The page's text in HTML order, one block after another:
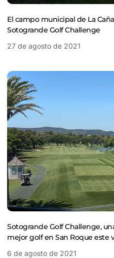
El campo municipal de La
Sotogrande Golf Challenge
27 de agosto de 2021
Sotogrande Golf Challenge,
mejor golf en San Roque este
6 de agosto de 2021